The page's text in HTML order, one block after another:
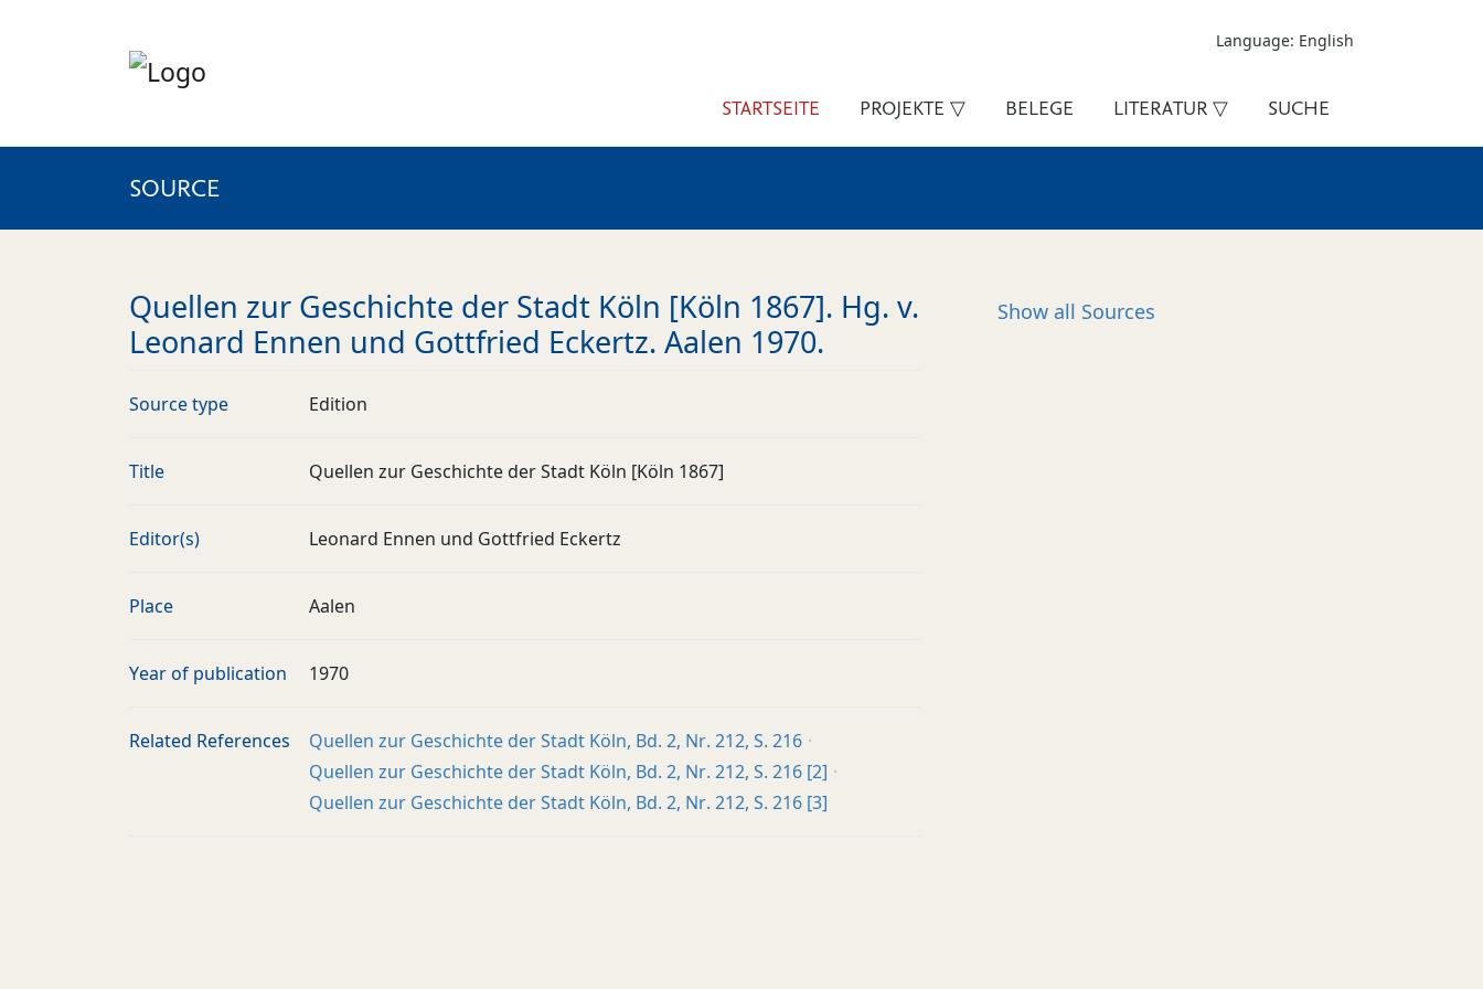
Language: English
STARTSEITE PROJEKTE ▽ BELEGE LITERATUR ▽ SUCHE
SOURCE
Quellen zur Geschichte der Stadt Köln [Köln 1867]. Hg. v.
Leonard Ennen und Gottfried Eckertz. Aalen 1970.
Source type Edition
Title Quellen zur Geschichte der Stadt Köln [Köln 1867]
Editor(s) Leonard Ennen und Gottfried Eckertz
Place Aalen
Year of publication 1970
Related References
Quellen zur Geschichte der Stadt Köln, Bd. 2, Nr. 212, S. 216
Quellen zur Geschichte der Stadt Köln, Bd. 2, Nr. 212, S. 216 [2]
Quellen zur Geschichte der Stadt Köln, Bd. 2, Nr. 212, S. 216 [3]
Show all Sources